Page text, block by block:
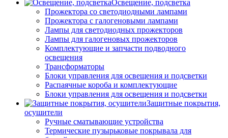
Освещение, подсветка
Прожектора со светодиодными лампами
Прожектора с галогеновыми лампами
Лампы для светодиодных прожекторов
Лампы для галогеновых прожекторов
Комплектующие и запчасти подводного
освещения
Трансформаторы
Блоки управления для освещения и подсветки
Распаячные короба и комплектующие
Блоки управления для освещения и подсветки
Защитные покрытия,
осушители
Ручные сматывающие устройства
Термические пузырьковые покрывала для